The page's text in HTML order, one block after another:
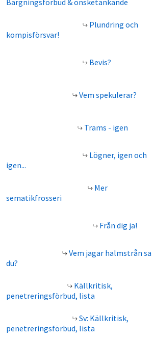
Bärgningsförbud & önsketänkande
Plundring och
kompisförsvar!
Bevis?
Vem spekulerar?
Trams - igen
Lögner, igen och
igen...
Mer
sematikfrosseri
Från dig ja!
Vem jagar halmstrån sa
du?
Källkritisk,
penetreringsförbud, lista
Sv: Källkritisk,
penetreringsförbud, lista